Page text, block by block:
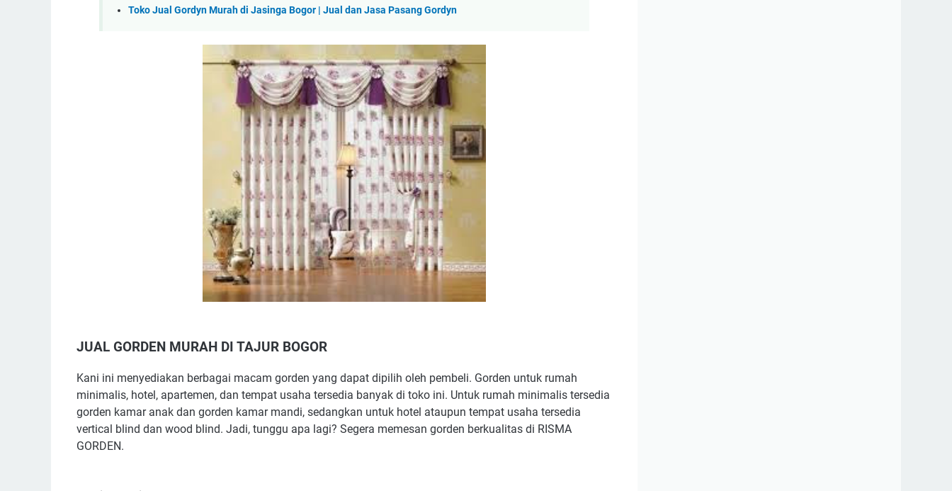
Toko Jual Gordyn Murah di Jasinga Bogor | Jual dan Jasa Pasang Gordyn
JUAL GORDEN MURAH DI TAJUR BOGOR
Kani ini menyediakan berbagai macam gorden yang dapat dipilih oleh pembeli. Gorden untuk rumah
minimalis, hotel, apartemen, dan tempat usaha tersedia banyak di toko ini. Untuk rumah minimalis tersedia
gorden kamar anak dan gorden kamar mandi, sedangkan untuk hotel ataupun tempat usaha tersedia
vertical blind dan wood blind. Jadi, tunggu apa lagi? Segera memesan gorden berkualitas di RISMA
GORDEN.